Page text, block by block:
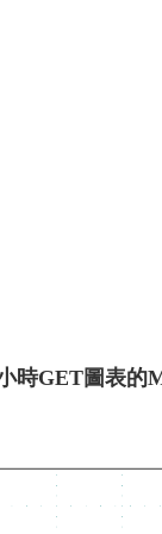
時GET圖表的